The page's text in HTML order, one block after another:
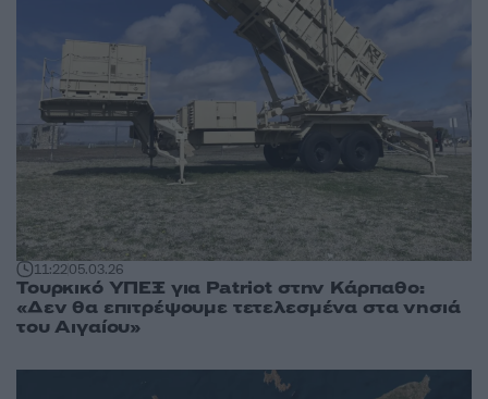
11:2205.03.26
Τουρκικό ΥΠΕΞ για Patriot στην Κάρπαθο:
«Δεν θα επιτρέψουμε τετελεσμένα στα νησιά
του Αιγαίου»